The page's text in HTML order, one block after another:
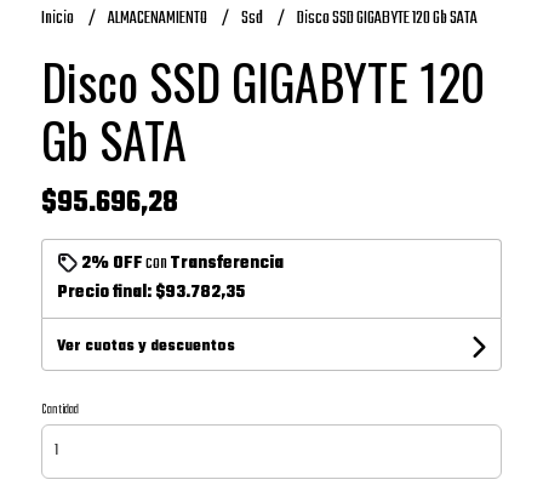
Inicio ALMACENAMIENTO Ssd Disco SSD GIGABYTE 120 Gb SATA
Disco SSD GIGABYTE 120
Gb SATA
$95.696,28
2% OFFconTransferencia
Precio final:$93.782,35
Ver cuotas y descuentos
Cantidad